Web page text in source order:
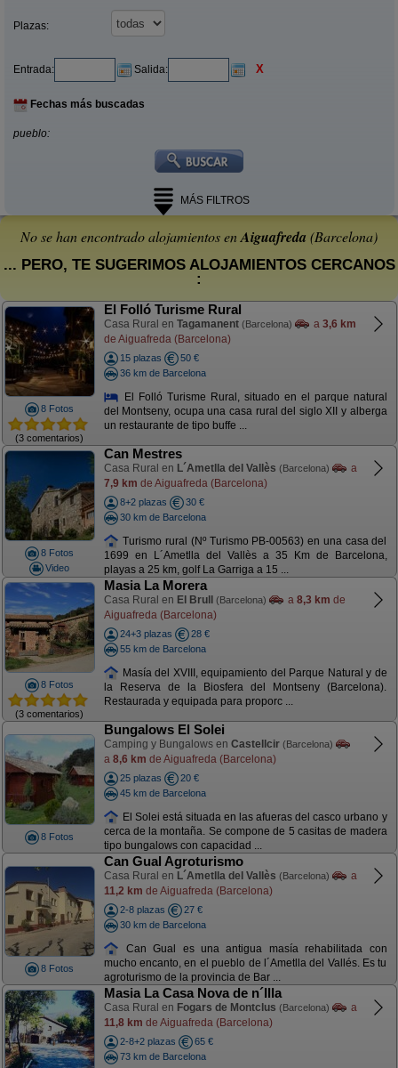
Plazas:
Entrada: Salida: X
Fechas más buscadas
pueblo:
MÁS FILTROS
No se han encontrado alojamientos enAiguafreda (Barcelona)
... PERO, TE SUGERIMOS ALOJAMIENTOS CERCANOS
:
8 Fotos
(3 comentarios)
El Folló Turisme Rural
Casa Rural en Tagamanent (Barcelona) a 3,6 km
de Aiguafreda (Barcelona)
15 plazas
50 €
36 km de Barcelona
El Folló Turisme Rural, situado en el parque natural
del Montseny, ocupa una casa rural del siglo XII y alberga
un restaurante de tipo buffe ...
8 Fotos
Video
Can Mestres
Casa Rural en L´Ametlla del Vallès (Barcelona)
a
7,9 km de Aiguafreda (Barcelona)
8+2 plazas
30 €
30 km de Barcelona
Turismo rural (Nº Turismo PB-00563) en una casa del
1699 en L´Ametlla del Vallès a 35 Km de Barcelona,
playas a 25 km, golf La Garriga a 15 ...
8 Fotos
(3 comentarios)
Masia La Morera
Casa Rural en El Brull (Barcelona) a 8,3 km de
Aiguafreda (Barcelona)
24+3 plazas
28 €
55 km de Barcelona
Masía del XVIII, equipamiento del Parque Natural y de
la Reserva de la Biosfera del Montseny (Barcelona).
Restaurada y equipada para proporc ...
8 Fotos
Bungalows El Solei
Camping y Bungalows en Castellcir (Barcelona)
a 8,6 km de Aiguafreda (Barcelona)
25 plazas
20 €
45 km de Barcelona
El Solei está situada en las afueras del casco urbano y
cerca de la montaña. Se compone de 5 casitas de madera
tipo bungalows con capacidad ...
8 Fotos
Can Gual Agroturismo
Casa Rural en L´Ametlla del Vallès (Barcelona)
a
11,2 km de Aiguafreda (Barcelona)
2-8 plazas
27 €
30 km de Barcelona
Can Gual es una antigua masía rehabilitada con
mucho encanto, en el pueblo de l´Ametlla del Vallés. Es tu
agroturismo de la provincia de Bar ...
Masia La Casa Nova de n´Illa
Casa Rural en Fogars de Montclus (Barcelona)
a
11,8 km de Aiguafreda (Barcelona)
2-8+2 plazas
65 €
73 km de Barcelona